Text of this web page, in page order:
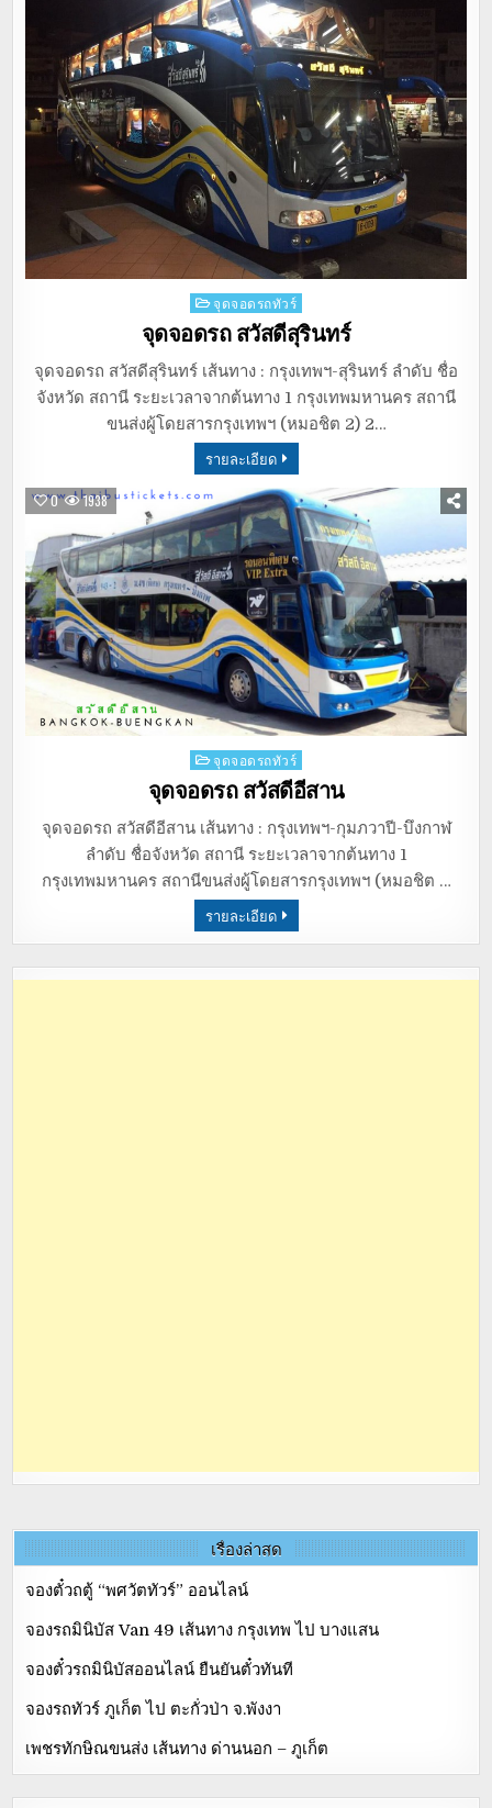
Posted
in
จุดจอดรถทัวร์
จุดจอดรถ สวัสดีสุรินทร์
จุดจอดรถ สวัสดีสุรินทร์ เส้นทาง : กรุงเทพฯ-สุรินทร์ ลำดับ ชื่อ
จังหวัด สถานี ระยะเวลาจากต้นทาง 1 กรุงเทพมหานคร สถานี
ขนส่งผู้โดยสารกรุงเทพฯ (หมอชิต 2) 2…
รายละเอียด
0 1938
Posted
in
จุดจอดรถทัวร์
จุดจอดรถ สวัสดีอีสาน
จุดจอดรถ สวัสดีอีสาน เส้นทาง : กรุงเทพฯ-กุมภวาปี-บึงกาฬ
ลำดับ ชื่อจังหวัด สถานี ระยะเวลาจากต้นทาง 1
กรุงเทพมหานคร สถานีขนส่งผู้โดยสารกรุงเทพฯ (หมอชิต …
รายละเอียด
เรื่องล่าสุด
จองตั๋วถตู้ “พศวัตทัวร์” ออนไลน์
จองรถมินิบัส Van 49 เส้นทาง กรุงเทพ ไป บางแสน
จองตั๋วรถมินิบัสออนไลน์ ยืนยันตั๋วทันที
จองรถทัวร์ ภูเก็ต ไป ตะกั่วป่า จ.พังงา
เพชรทักษิณขนส่ง เส้นทาง ด่านนอก – ภูเก็ต